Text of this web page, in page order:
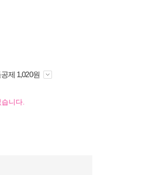
제 1,020원
니다.